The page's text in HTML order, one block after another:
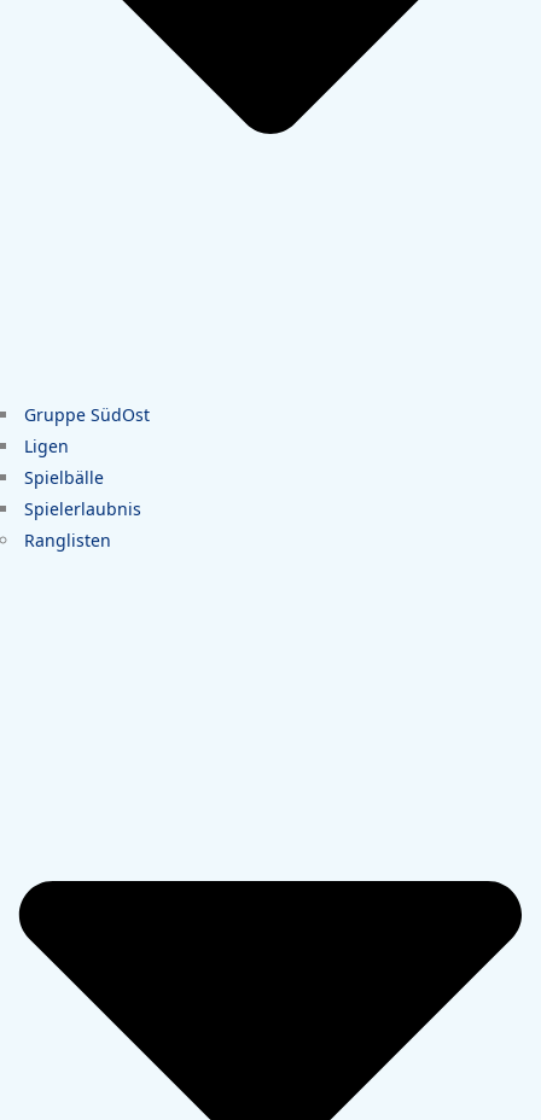
Gruppe SüdOst
Ligen
Spielbälle
Spielerlaubnis
Ranglisten